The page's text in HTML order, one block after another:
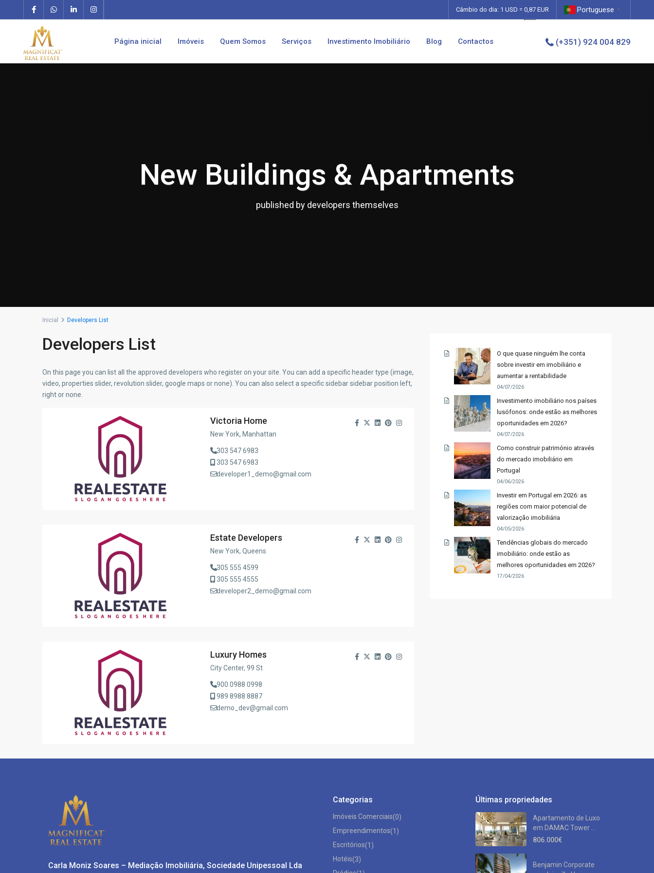
Câmbio do dia: 1 USD = 0,87 EUR Portuguese ▼
Página inicial Imóveis Quem Somos Serviços Investimento Imobiliário Blog Contactos (+351) 924 004 829
New Buildings & Apartments
published by developers themselves
Inicial Developers List
Developers List
On this page you can list all the approved developers who register on your site. You can add a specific header type (image,
video, properties slider, revolution slider, google maps or none). You can also select a specific sidebar sidebar position left,
right or none.
Victoria Home
New York, Manhattan
303 547 6983
303 547 6983
developer1_demo@gmail.com
Estate Developers
New York, Queens
305 555 4599
305 555 4555
developer2_demo@gmail.com
Luxury Homes
City Center, 99 St
900 0988 0998
989 8988 8887
demo_dev@gmail.com
O que quase ninguém lhe conta
sobre investir em imobiliário e
aumentar a rentabilidade
04/07/2026
Investimento imobiliário nos países
lusófonos: onde estão as melhores
oportunidades em 2026?
04/07/2026
Como construir património através
do mercado imobiliário em
Portugal
04/06/2026
Investir em Portugal em 2026: as
regiões com maior potencial de
valorização imobiliária
04/05/2026
Tendências globais do mercado
imobiliário: onde estão as
melhores oportunidades em 2026?
17/04/2026
Carla Moniz Soares – Mediação Imobiliária, Sociedade Unipessoal Lda
Categorias
Imóveis Comerciais(0)
Empreendimentos(1)
Escritórios(1)
Hotéis(3)
Últimas propriedades
Apartamento de Luxo
em DAMAC Tower ...
806.000€
Benjamin Corporate